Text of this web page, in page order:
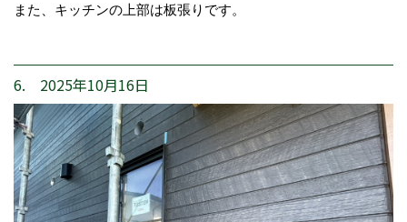
また、キッチンの上部は板張りです。
6. 2025年10月16日